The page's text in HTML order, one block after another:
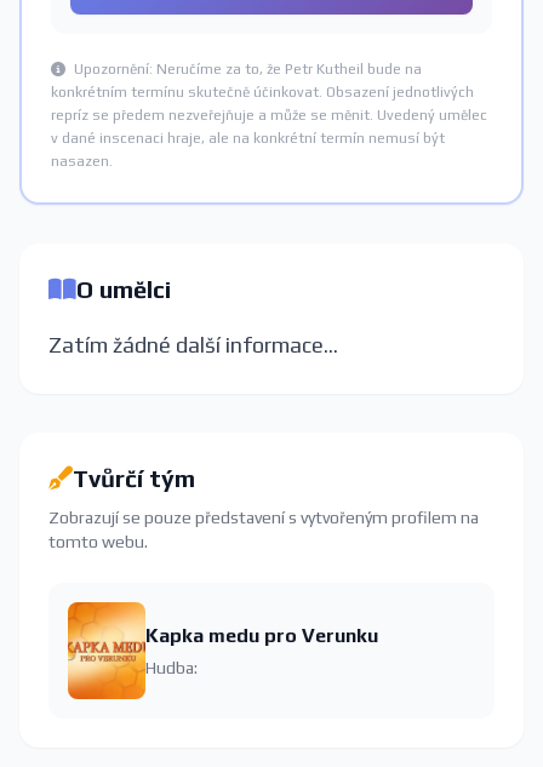
Upozornění: Neručíme za to, že Petr Kutheil bude na
konkrétním termínu skutečně účinkovat. Obsazení jednotlivých
repríz se předem nezveřejňuje a může se měnit. Uvedený umělec
v dané inscenaci hraje, ale na konkrétní termín nemusí být
nasazen.
O umělci
Zatím žádné další informace...
Tvůrčí tým
Zobrazují se pouze představení s vytvořeným profilem na
tomto webu.
Kapka medu pro Verunku
Hudba: